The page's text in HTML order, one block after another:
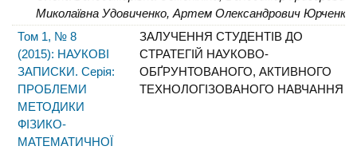
Миколаївна Удовиченко, Артем Олександрович Юрченко
Том 1, № 8
(2015): НАУКОВІ
ЗАПИСКИ. Серія:
ПРОБЛЕМИ
МЕТОДИКИ
ФІЗИКО-
МАТЕМАТИЧНОЇ
ЗАЛУЧЕННЯ СТУДЕНТІВ ДО
СТРАТЕГІЙ НАУКОВО-
ОБҐРУНТОВАНОГО, АКТИВНОГО
ТЕХНОЛОГІЗОВАНОГО НАВЧАННЯ